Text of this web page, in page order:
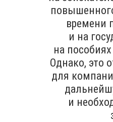
времени
и на
на
Однако, это
для
и